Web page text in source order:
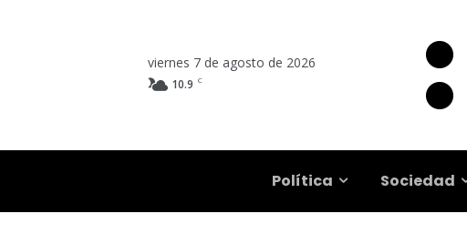
viernes 7 de agosto de 2026
10.9 C
Política Sociedad